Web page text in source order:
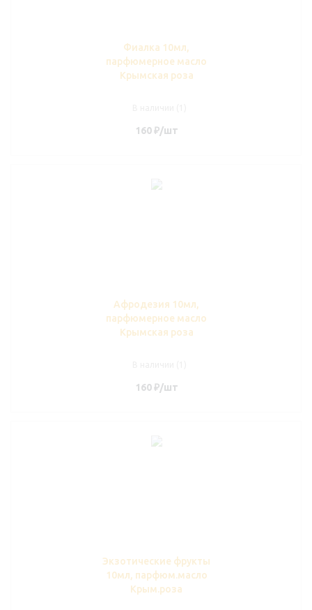
Фиалка 10мл,
парфюмерное масло
Крымская роза
160₽/шт
Афродезия 10мл,
парфюмерное масло
Крымская роза
160₽/шт
Экзотические фрукты
10мл, парфюм.масло
Крым.роза